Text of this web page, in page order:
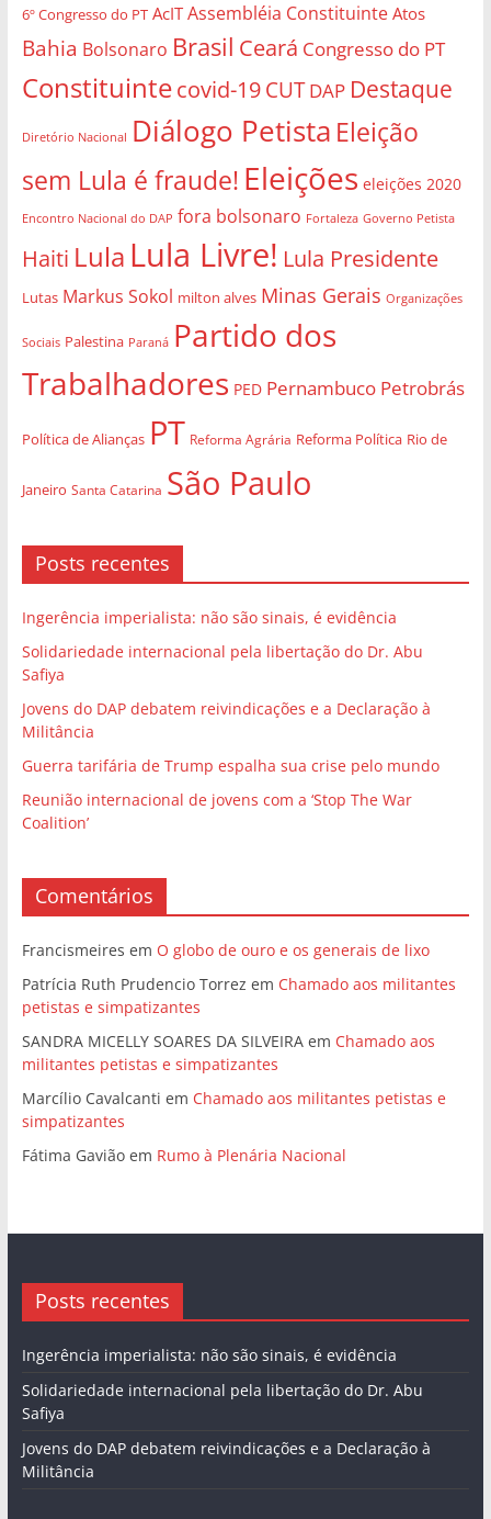
6º Congresso do PT AcIT Assembléia Constituinte Atos
Bahia Bolsonaro Brasil Ceará Congresso do PT
Constituintecovid-19CUT DAP Destaque
Diretório Nacional Diálogo Petista Eleição
sem Lula é fraude! Eleições eleições 2020
Encontro Nacional do DAP fora bolsonaro Fortaleza Governo Petista
Haiti Lula Lula Livre! Lula Presidente
Lutas Markus Sokol milton alves Minas Gerais Organizações
Sociais Palestina Paraná Partido dos
Trabalhadores PED Pernambuco Petrobrás
Política de Alianças PT Reforma Agrária Reforma Política Rio de
Janeiro Santa Catarina São Paulo
Posts recentes
Ingerência imperialista: não são sinais, é evidência
Solidariedade internacional pela libertação do Dr. Abu
Safiya
Jovens do DAP debatem reivindicações e a Declaração à
Militância
Guerra tarifária de Trump espalha sua crise pelo mundo
Reunião internacional de jovens com a ‘Stop The War
Coalition’
Comentários
Francismeires em O globo de ouro e os generais de lixo
Patrícia Ruth Prudencio Torrez em Chamado aos militantes
petistas e simpatizantes
SANDRA MICELLY SOARES DA SILVEIRAem Chamado aos
militantes petistas e simpatizantes
Marcílio Cavalcanti em Chamado aos militantes petistas e
simpatizantes
Fátima Gaviãoem Rumo à Plenária Nacional
Posts recentes
Ingerência imperialista: não são sinais, é evidência
Solidariedade internacional pela libertação do Dr. Abu
Safiya
Jovens do DAP debatem reivindicações e a Declaração à
Militância